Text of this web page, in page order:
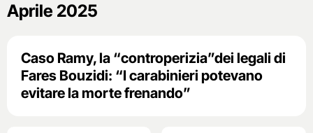
Aprile 2025
Caso Ramy, la “controperizia”dei legali di
Fares Bouzidi: “I carabinieri potevano
evitare la morte frenando”